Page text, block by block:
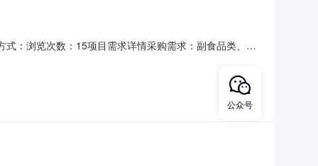
：浏览次数：15项目需求详情采购需求：副食品类、日
公众号